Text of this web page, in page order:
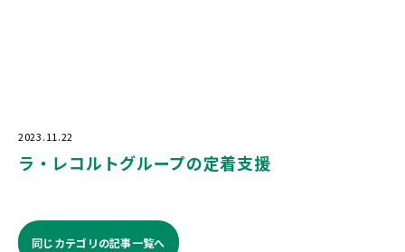
2023.11.22
ラ・レコルトグループの定着支援
同じカテゴリの記事⼀覧へ